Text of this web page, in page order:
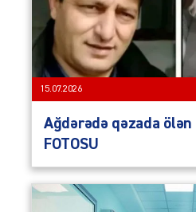
15.07.2026
Ağdərədə qəzada ölən
FOTOSU